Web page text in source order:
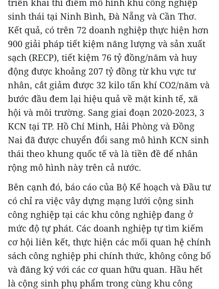
triển khai thí điểm mô hình khu công nghiệp
sinh thái tại Ninh Bình, Đà Nẵng và Cần Thơ.
Kết quả, có trên 72 doanh nghiệp thực hiện hơn
900 giải pháp tiết kiệm năng lượng và sản xuất
sạch (RECP), tiết kiệm 76 tỷ đồng/năm và huy
động được khoảng 207 tỷ đồng từ khu vực tư
nhân, cắt giảm được 32 kilo tấn khí CO2/năm và
bước đầu đem lại hiệu quả về mặt kinh tế, xã
hội và môi trường. Sang giai đoạn 2020-2023, 3
KCN tại TP. Hồ Chí Minh, Hải Phòng và Đồng
Nai đã được chuyển đổi sang mô hình KCN sinh
thái theo khung quốc tế và là tiền đề để nhân
rộng mô hình này trên cả nước.
Bên cạnh đó, báo cáo của Bộ Kế hoạch và Đầu tư
có chỉ ra việc vây dựng mạng lưới cộng sinh
công nghiệp tại các khu công nghiệp đang ở
mức độ tự phát. Các doanh nghiệp tự tìm kiếm
cơ hội liên kết, thực hiện các mối quan hệ chính
sách công nghiệp phi chính thức, không công bố
và đăng ký với các cơ quan hữu quan. Hầu hết
là cộng sinh phụ phẩm trong cùng khu công